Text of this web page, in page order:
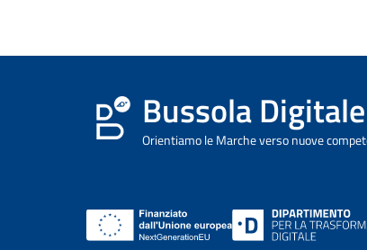
Bussola Digitale
Orientiamo le Marche verso nuove